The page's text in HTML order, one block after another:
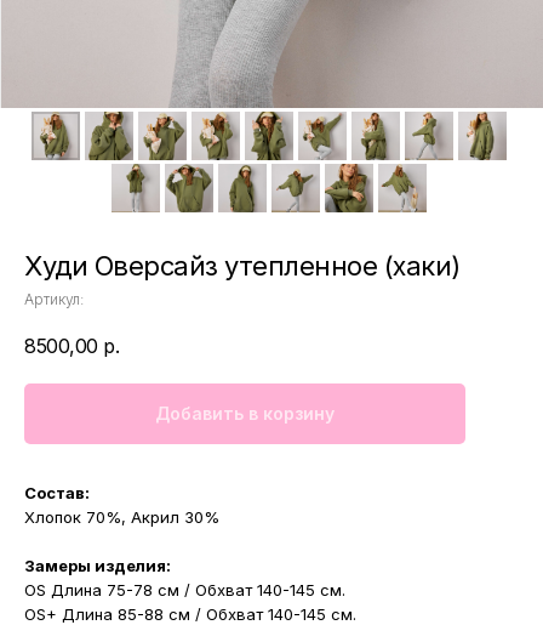
Худи Оверсайз утепленное (хаки)
Артикул:
8500,00 р.
Добавить в корзину
Состав:
Хлопок 70%, Акрил 30%
Замеры изделия:
OS Длина 75-78 см / Обхват 140-145 см.
OS+ Длина 85-88 см / Обхват 140-145 см.